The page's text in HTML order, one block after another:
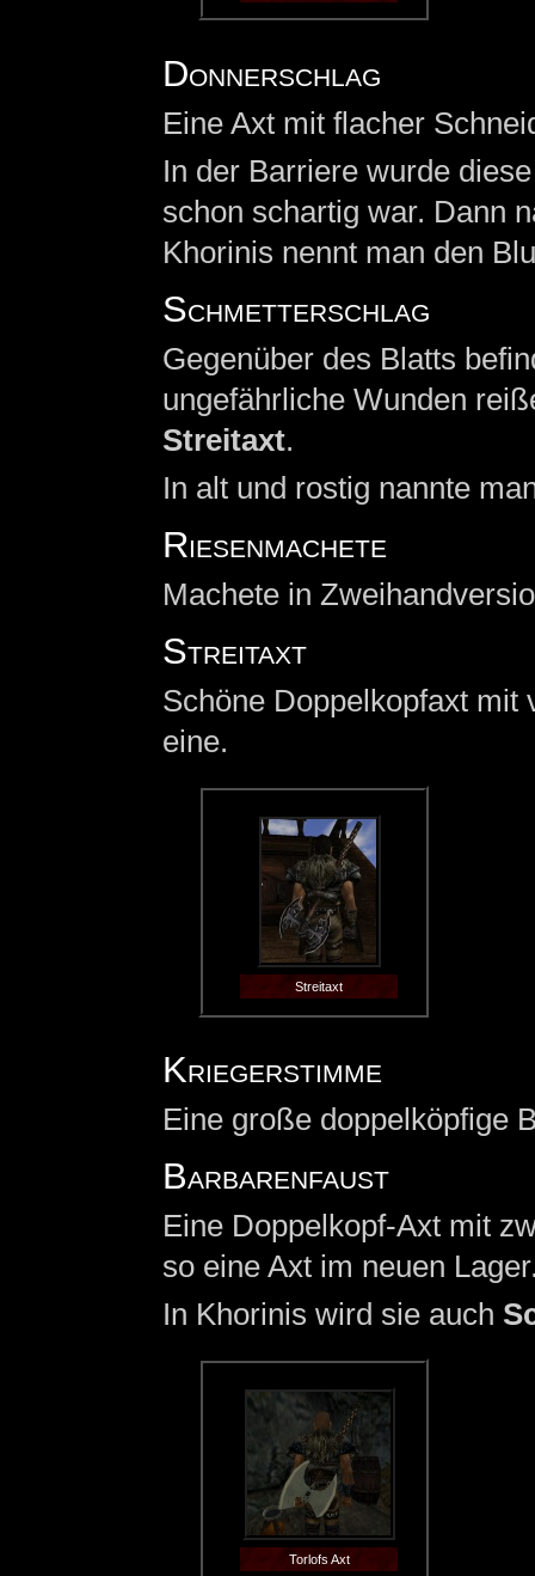
Donnerschlag
Eine Axt mit flacher
In der Barriere wurde
schon schartig war. Dann
Khorinis nennt man den
Schmetterschlag
Gegenüber des Blatts
ungefährliche Wunden
Streitaxt.
In alt und rostig nannte
Riesenmachete
Machete in
Streitaxt
Schöne Doppelkopfaxt
eine.
Streitaxt
Kriegerstimme
Eine große doppelköpfige
Barbarenfaust
Eine Doppelkopf-Axt mit
so eine Axt im neuen
In Khorinis wird sie auch
Torlofs Axt